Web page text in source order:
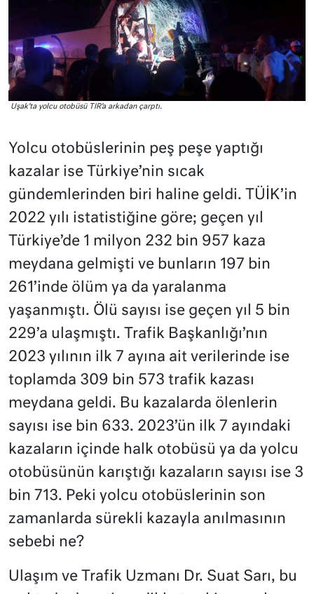
Uşak’ta yolcu otobüsü TIR’a arkadan çarptı.
Yolcu otobüslerinin peş peşe yaptığı
kazalar ise Türkiye’nin sıcak
gündemlerinden biri haline geldi. TÜİK’in
2022 yılı istatistiğine göre; geçen yıl
Türkiye’de 1 milyon 232 bin 957 kaza
meydana gelmişti ve bunların 197 bin
261’inde ölüm ya da yaralanma
yaşanmıştı. Ölü sayısı ise geçen yıl 5 bin
229’a ulaşmıştı. Trafik Başkanlığı’nın
2023 yılının ilk 7 ayına ait verilerinde ise
toplamda 309 bin 573 trafik kazası
meydana geldi. Bu kazalarda ölenlerin
sayısı ise bin 633. 2023’ün ilk 7 ayındaki
kazaların içinde halk otobüsü ya da yolcu
otobüsünün karıştığı kazaların sayısı ise 3
bin 713. Peki yolcu otobüslerinin son
zamanlarda sürekli kazayla anılmasının
sebebi ne?
Ulaşım ve Trafik Uzmanı Dr. Suat Sarı, bu